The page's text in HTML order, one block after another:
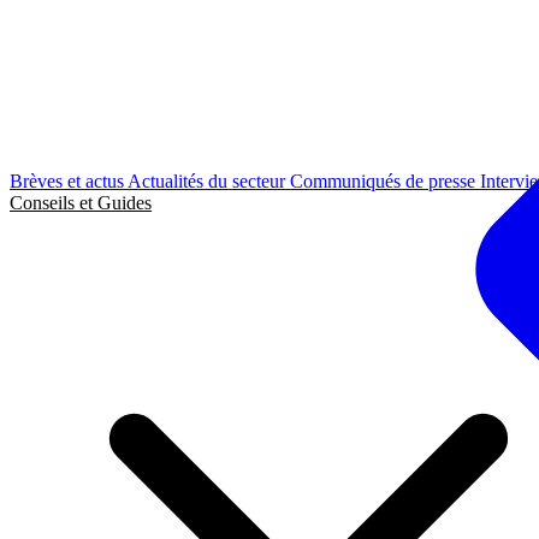
Brèves et actus Actualités du secteurCommuniqués de presse
Conseils et Guides